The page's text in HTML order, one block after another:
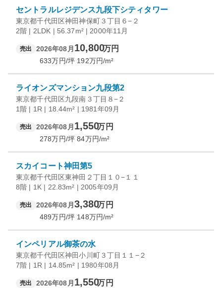
セントラルレジデンス九段下シティタワー
東京都千代田区神田神保町３丁目６−２
2階 | 2LDK | 56.37m² | 2000年11月
売出 2026年08月 10,800万円
633万円/坪 192万円/m²
ライオンズマンション九段第2
東京都千代田区九段南３丁目８−２
1階 | 1R | 18.44m² | 1981年09月
売出 2026年08月 1,550万円
278万円/坪 84万円/m²
スカイコート神田第5
東京都千代田区東神田２丁目１０−１１
8階 | 1K | 22.83m² | 2005年09月
売出 2026年08月 3,380万円
489万円/坪 148万円/m²
インペリアル御茶の水
東京都千代田区神田小川町３丁目１１−２
7階 | 1R | 14.85m² | 1980年08月
売出 2026年08月 1,550万円